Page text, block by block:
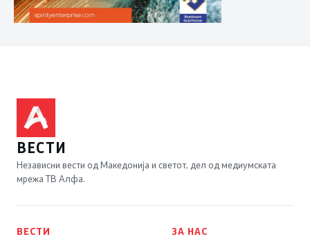
ВЕСТИ
Независни вести од Македонија и светот, дел од медиумската
мрежа ТВ Алфа.
ВЕСТИ
ЗА НАС